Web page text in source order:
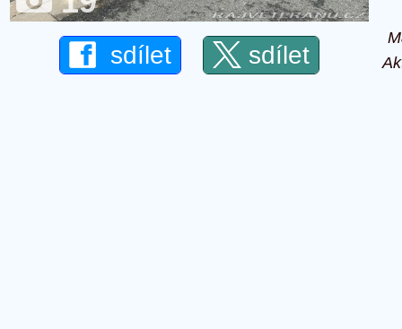
sdílet sdílet